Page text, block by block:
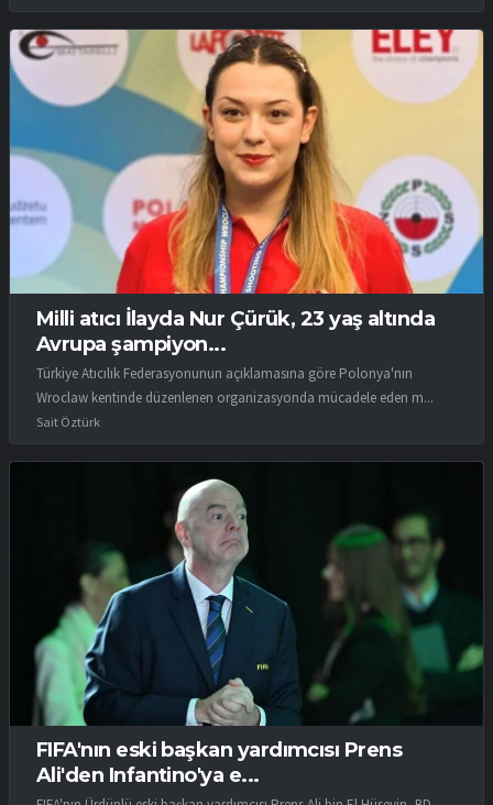
Milli atıcı İlayda Nur Çürük, 23 yaş altında
Avrupa şampiyon...
Türkiye Atıcılık Federasyonunun açıklamasına göre Polonya'nın
Wroclaw kentinde düzenlenen organizasyonda mücadele eden m...
Sait Öztürk
FIFA'nın eski başkan yardımcısı Prens
Ali'den Infantino'ya e...